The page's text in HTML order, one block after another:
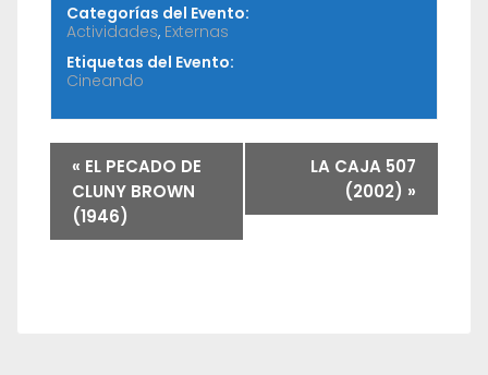
Categorías del Evento:
Actividades, Externas
Etiquetas del Evento:
Cineando
« EL PECADO DE
CLUNY BROWN
(1946)
LA CAJA 507
(2002) »